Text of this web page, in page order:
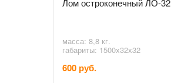
Лом остроконечный ЛО-32
масса: 8,8 кг.
габариты: 1500х32х32
600 руб.